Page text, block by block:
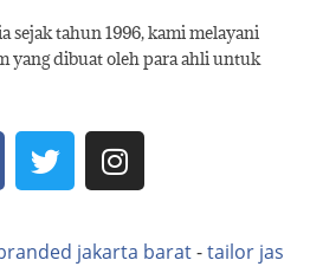
sejak tahun 1996, kami melayani
yang dibuat oleh para ahli untuk
jakarta barat-tailor jas